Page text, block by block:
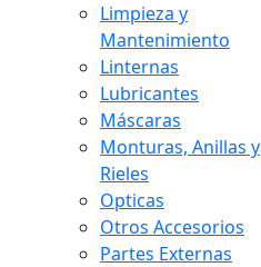
Limpieza y
Mantenimiento
Linternas
Lubricantes
Máscaras
Monturas, Anillas y
Rieles
Opticas
Otros Accesorios
Partes Externas